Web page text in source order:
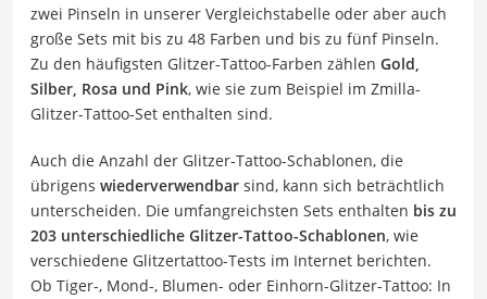
zwei Pinseln in unserer Vergleichstabelle oder aber auch
große Sets mit bis zu 48 Farben und bis zu fünf Pinseln.
Zu den häufigsten Glitzer-Tattoo-Farben zählen Gold,
Silber, Rosa und Pink, wie sie zum Beispiel im Zmilla-
Glitzer-Tattoo-Set enthalten sind.
Auch die Anzahl der Glitzer-Tattoo-Schablonen, die
übrigens wiederverwendbar sind, kann sich beträchtlich
unterscheiden. Die umfangreichsten Sets enthalten bis zu
203 unterschiedliche Glitzer-Tattoo-Schablonen, wie
verschiedene Glitzertattoo-Tests im Internet berichten.
Ob Tiger-, Mond-, Blumen- oder Einhorn-Glitzer-Tattoo: In